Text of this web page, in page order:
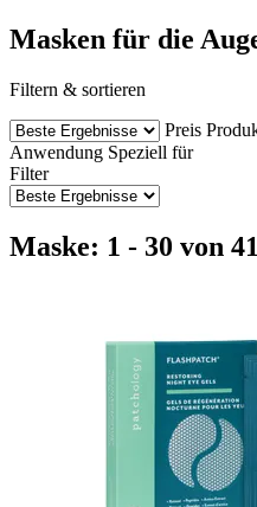
Masken für die
Filtern & sortieren
Preis
Anwendung Speziell für
Filter
Maske: 1 - 30 von